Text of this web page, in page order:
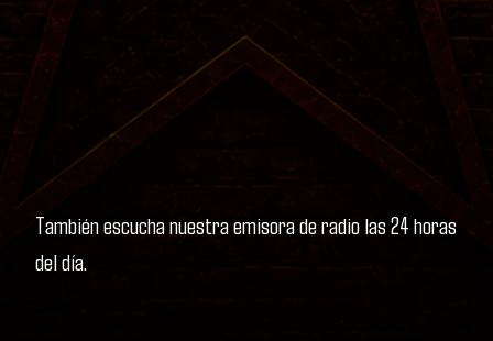
También escucha nuestra emisora de radio las 24 horas
del día.